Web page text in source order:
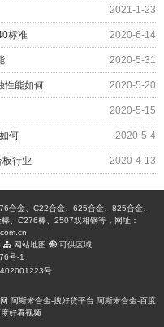
2021-1-23
标准 2020-6-14
2020-5-31
性能如何 2020-5-20
2020-5-15
何 2020-5-4
行业 2020-4-13
合金、C22合金、625合金、825合金、
、C276棒、2507双相钢等，网址：
网站地图
可供区域
号-1
号
阿斯米合金-搜好货平台 阿斯米合金-百度
好看视频